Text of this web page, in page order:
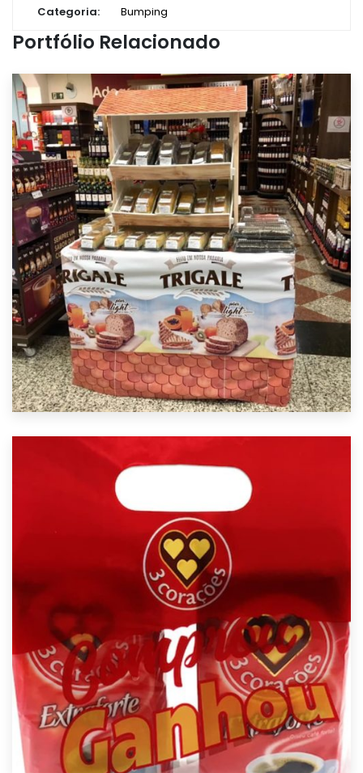
Categoria: Bumping
Portfólio Relacionado